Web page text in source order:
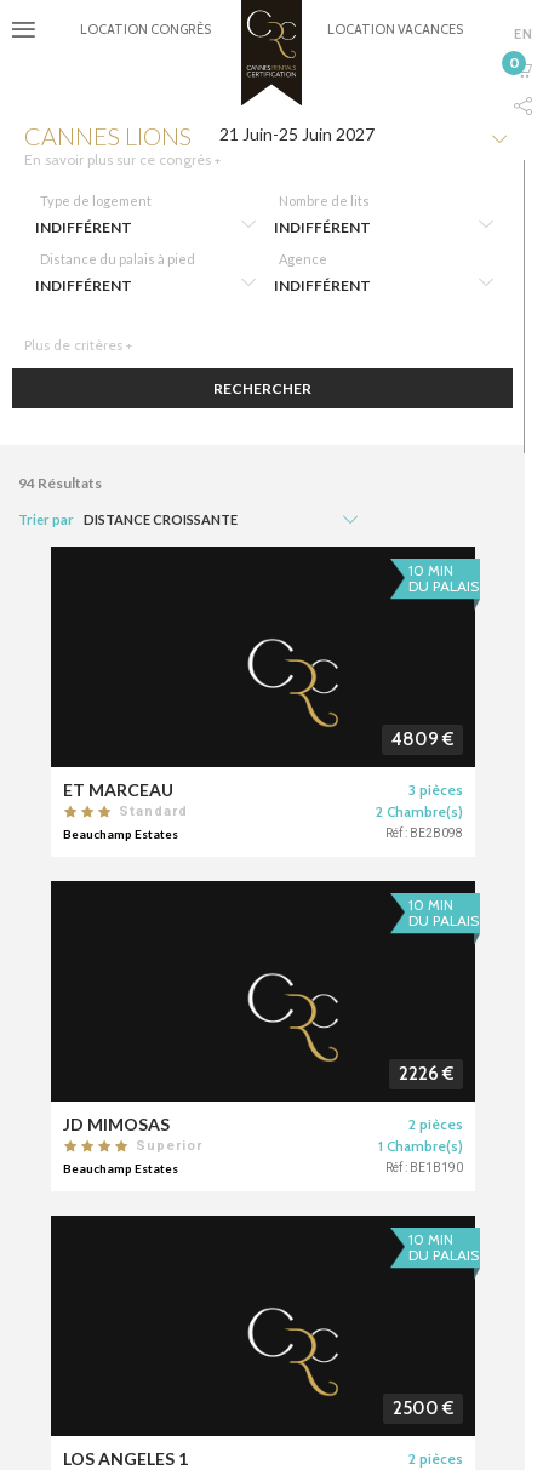
LOCATION CONGRÈS LOCATION VACANCES EN
0
CANNES LIONS 21 Juin-25 Juin 2027
En savoir plus sur ce congrès +
Type de logement Nombre de lits
Distance du palais à pied Agence
Plus de critères +
RECHERCHER
94 Résultats
Trier par
10 MIN
DU PALAIS
4809 €
ET MARCEAU 3 pièces
Standard 2 Chambre(s)
Beauchamp Estates Réf : BE2B098
10 MIN
DU PALAIS
2226 €
JD MIMOSAS 2 pièces
Superior 1 Chambre(s)
Beauchamp Estates Réf : BE1B190
10 MIN
DU PALAIS
2500 €
LOS ANGELES 1 2 pièces